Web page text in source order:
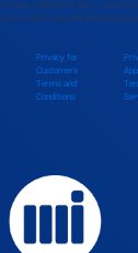
Group (“Markem-Imaje”) respects
we collect, use, and share
Privacy for
Customers
Terms and
Conditions